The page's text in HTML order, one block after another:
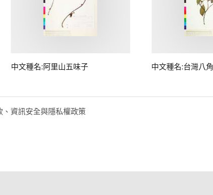
中文種名:阿里山五味子 中文種名:台灣八角
、資訊安全與隱私權政策